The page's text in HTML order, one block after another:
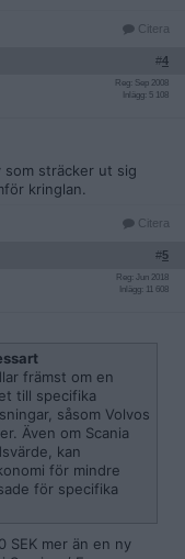
Citera
#4
Reg: Sep 2008
Inlägg: 5 108
som sträcker ut sig
kringlan.
Citera
#5
Reg: Jun 2018
Inlägg: 11 608
främst om en
till specifika
såsom Volvos
Även om Scania
kan
för mindre
för specifika
SEK mer än en ny